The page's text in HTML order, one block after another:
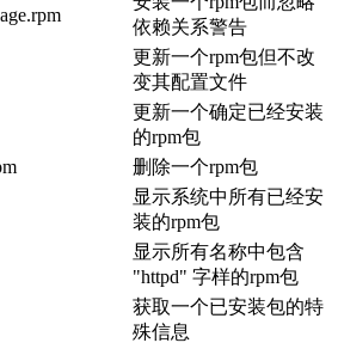
依赖关系警告
更新一个rpm包但不改
变其配置文件
更新一个确定已经安装
的rpm包
删除一个rpm包
显示系统中所有已经安
装的rpm包
显示所有名称中包含
"httpd" 字样的rpm包
获取一个已安装包的特
殊信息